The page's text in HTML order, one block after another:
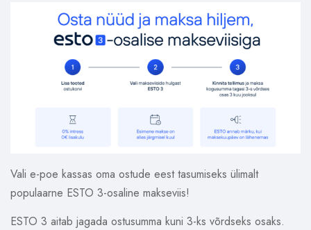
Vali e-poe kassas oma ostude eest tasumiseks ülimalt
populaarne ESTO 3-osaline makseviis!
ESTO 3 aitab jagada ostusumma kuni 3-ks võrdseks osaks.